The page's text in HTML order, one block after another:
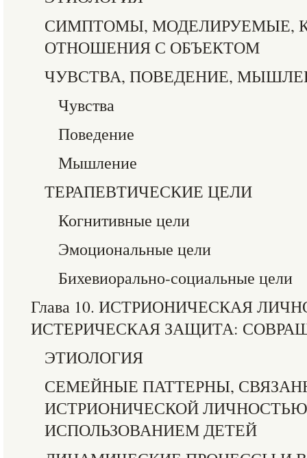
СИМПТОМЫ, МОДЕЛИРУЕМЫЕ,
ОТНОШЕНИЯ С ОБЪЕКТОМ
ЧУВСТВА, ПОВЕДЕНИЕ,
Чувства
Поведение
Мышление
ТЕРАПЕВТИЧЕСКИЕ ЦЕЛИ
Когнитивные цели
Эмоциональные цели
Бихевиорально-социальные цели
Глава 10. ИСТРИОНИЧЕСКАЯ
ИСТЕРИЧЕСКАЯ ЗАЩИТА:
ЭТИОЛОГИЯ
СЕМЕЙНЫЕ ПАТТЕРНЫ,
ИСТРИОНИЧЕСКОЙ
ИСПОЛЬЗОВАНИЕМ ДЕТЕЙ